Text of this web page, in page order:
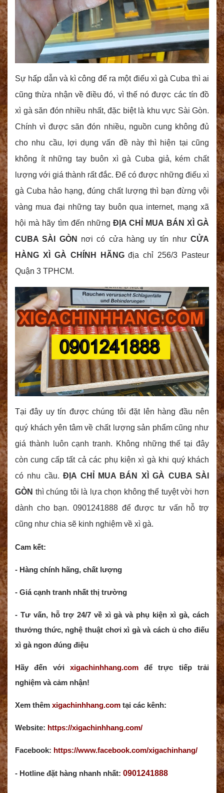
Sự hấp dẫn và kì công để ra một điếu xì gà Cuba thì ai
cũng thừa nhận về điều đó, vì thế nó được các tín đồ
xì gà săn đón nhiều nhất, đặc biệt là khu vực Sài Gòn.
Chính vì được săn đón nhiều, nguồn cung không đủ
cho nhu cầu, lợi dụng vấn đề này thì hiện tại cũng
không ít những tay buôn xì gà Cuba giả, kém chất
lượng với giá thành rất đắc. Để có được những điếu xì
gà Cuba hảo hạng, đúng chất lượng thì bạn đừng vội
vàng mua đại những tay buôn qua internet, mạng xã
hội mà hãy tìm đến nhữngĐỊA CHỈ MUA BÁN XÌ GÀ
CUBA SÀI GÒN
nơi có cửa hàng uy tín nhưCỬA
HÀNG XÌ GÀ CHÍNH HÃNGđịa chỉ 256/3 Pasteur
Quận 3 TPHCM.
Tại đây uy tín được chúng tôi đặt lên hàng đầu nên
quý khách yên tâm về chất lượng sản phẩm cũng như
giá thành luôn cạnh tranh. Không những thế tại đây
còn cung cấp tất cả các phụ kiện xì gà khi quý khách
có nhu cầu.ĐỊA CHỈ MUA BÁN XÌ GÀ CUBA SÀI
GÒN thì chúng tôi là lựa chọn không thể tuyệt vời hơn
dành cho bạn. 0901241888 để được tư vấn hỗ trợ
cũng như chia sẽ kinh nghiệm về xì gà.
Cam kết:
- Hàng chính hãng, chất lượng
- Giá cạnh tranh nhất thị trường
- Tư vấn, hỗ trợ 24/7 về xì gà và phụ kiện xì gà, cách
thưởng thức, nghệ thuật chơi xì gà và cách ủ cho điếu
xì gà ngon đúng điệu
Hãy đến với xigachinhhang.comđể trực tiếp trải
nghiệm và cảm nhận!
Xem thêm xigachinhhang.com tại các kênh:
Website: https://xigachinhhang.com/
Facebook: https://www.facebook.com/xigachinhang/
- Hotline đặt hàng nhanh nhất: 0901241888